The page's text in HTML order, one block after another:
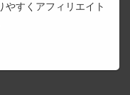
やすくアフィリエイト